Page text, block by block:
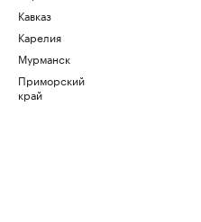
Кавказ
Карелия
Мурманск
Приморский
край